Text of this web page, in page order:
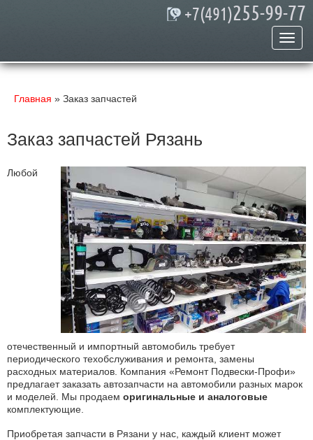
+7(491)255-99-77
Главная » Заказ запчастей
Заказ запчастей Рязань
Любой
отечественный и импортный автомобиль требует
периодического техобслуживания и ремонта, замены
расходных материалов. Компания «Ремонт Подвески-Профи»
предлагает заказать автозапчасти на автомобили разных марок
и моделей. Мы продаем оригинальные и аналоговые
комплектующие.
Приобретая запчасти в Рязани у нас, каждый клиент может